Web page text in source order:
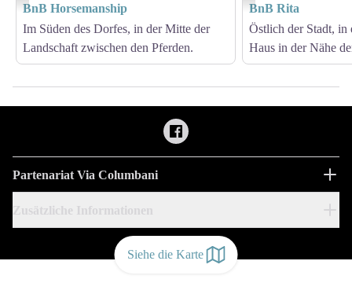
Siehe die Karte
BnB Horsemanship
Im Süden des Dorfes, in der Mitte der
Landschaft zwischen den Pferden.
BnB Rita
Östlich der Stadt, in
Haus in der Nähe
Partenariat Via Columbani
Zusätzliche Informationen